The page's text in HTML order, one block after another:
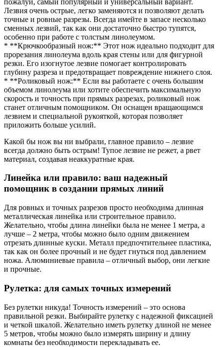
Лезвия очень острые, легко заменяются и позволяют делать
точные и ровные разрезы. Всегда имейте в запасе несколько
сменных лезвий, так как они достаточно быстро тупятся,
особенно при работе с толстым линолеумом.
* **Крючкообразный нож:** Этот нож идеально подходит для
прорезания линолеума вдоль края стены или для фигурной
резки. Его изогнутое лезвие помогает контролировать
глубину разреза и предотвращает повреждение нижнего слоя.
* **Роликовый нож:** Если вы работаете с очень большим
объемом линолеума или хотите обеспечить максимальную
скорость и точность при прямых разрезах, роликовый нож
станет отличным помощником. Он оснащен вращающимся
лезвием и специальной рукояткой, которая позволяет
приложить больше усилий.
Какой бы нож вы ни выбрали, главное правило – лезвие
всегда должно быть острым! Тупое лезвие не режет, а рвет
материал, создавая неаккуратные края.
Линейка или правило: ваш надежный
помощник в создании прямых линий
Для ровных и точных разрезов просто необходима длинная
металлическая линейка или строительное правило.
Желательно, чтобы длина линейки была не менее 1 метра, а
лучше – 2 метра, чтобы можно было одним движением
отрезать длинные куски. Металл предпочтительнее пластика,
так как он более прочный и не будет гнуться под давлением
ножа. Алюминиевые правила – отличный выбор, они легкие
и прочные.
Рулетка: для самых точных измерений
Без рулетки никуда! Точность измерений – это основа
правильной резки. Выбирайте рулетку с надежной фиксацией
и четкой шкалой. Желательно иметь рулетку длиной не менее
5 метров, чтобы можно было измерять ширину и длину
комнаты без необходимости перекладывать ее.